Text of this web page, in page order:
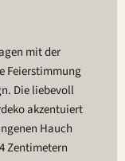
mit der
Feierstimmung
Die liebevoll
akzentuiert
Hauch
Zentimetern